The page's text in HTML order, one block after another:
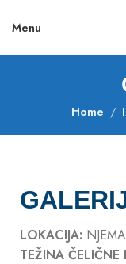
Menu
Home
LOKACIJA:
TEŽINA ČELIČNE